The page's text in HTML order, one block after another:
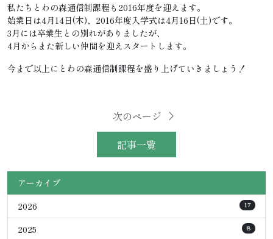
私たちとわの森通信制課程も2016年度を迎えます。
始業日は4月14日(木)、2016年度入学式は4月16日(土)です。
3月には卒業生との別れがありましたが、
4月からまた新しい仲間を迎えスタートします。
今まで以上にとわの森通信制課程を盛り上げていきましょう！
記事一覧
次のページ
アーカイブ
2026
17
2025 8